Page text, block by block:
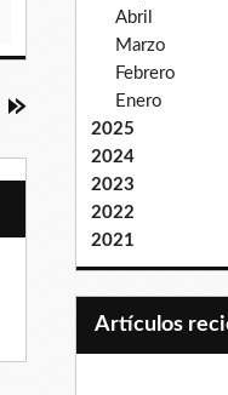
Abril
Marzo
Febrero
Enero
2025
2024
2023
2022
2021
Artículos